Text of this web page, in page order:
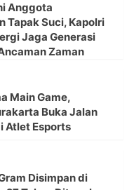
Anggota
Tapak Suci, Kapolri
Jaga Generasi
Zaman
Main Game,
Buka Jalan
Atlet Esports
Disimpan di